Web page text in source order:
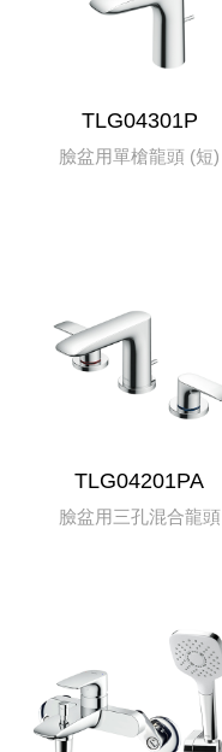
TLG04301P
臉盆用單槍龍頭 (短)
TLG04201PA
臉盆用三孔混合龍頭